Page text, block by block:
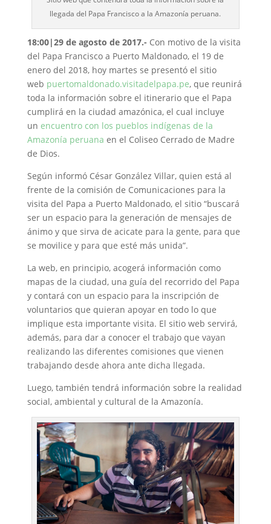
llegada del Papa Francisco a la Amazonía peruana.
18:00|29 de agosto de 2017.- Con motivo de la visita
del Papa Francisco a Puerto Maldonado, el 19 de
enero del 2018, hoy martes se presentó el sitio
web puertomaldonado.visitadelpapa.pe, que reunirá
toda la información sobre el itinerario que el Papa
cumplirá en la ciudad amazónica, el cual incluye
un encuentro con los pueblos indígenas de la
Amazonía peruana en el Coliseo Cerrado de Madre
de Dios.
Según informó César González Villar, quien está al
frente de la comisión de Comunicaciones para la
visita del Papa a Puerto Maldonado, el sitio “buscará
ser un espacio para la generación de mensajes de
ánimo y que sirva de acicate para la gente, para que
se movilice y para que esté más unida”.
La web, en principio, acogerá información como
mapas de la ciudad, una guía del recorrido del Papa
y contará con un espacio para la inscripción de
voluntarios que quieran apoyar en todo lo que
implique esta importante visita. El sitio web servirá,
además, para dar a conocer el trabajo que vayan
realizando las diferentes comisiones que vienen
trabajando desde ahora ante dicha llegada.
Luego, también tendrá información sobre la realidad
social, ambiental y cultural de la Amazonía.